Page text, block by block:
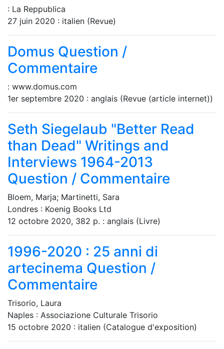
: La Reppublica
27 juin 2020 : italien (Revue)
Domus Question /
Commentaire
: www.domus.com
1er septembre 2020 : anglais (Revue (article internet))
Seth Siegelaub "Better Read
than Dead" Writings and
Interviews 1964-2013
Question / Commentaire
Bloem, Marja; Martinetti, Sara
Londres : Koenig Books Ltd
12 octobre 2020, 382 p. : anglais (Livre)
1996-2020 : 25 anni di
artecinema Question /
Commentaire
Trisorio, Laura
Naples : Associazione Culturale Trisorio
15 octobre 2020 : italien (Catalogue d'exposition)